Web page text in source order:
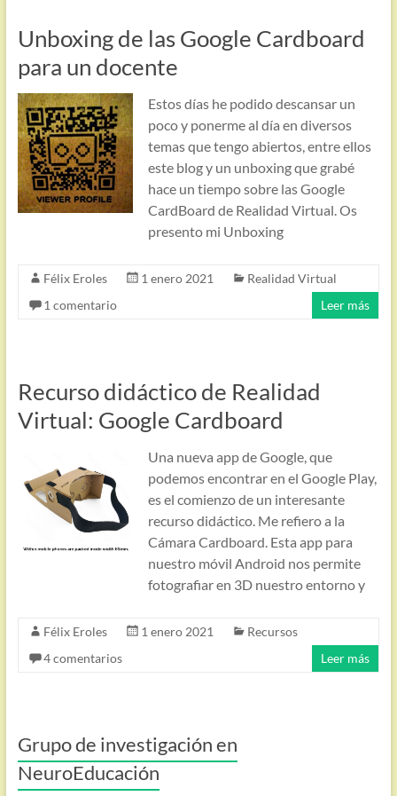
Unboxing de las Google Cardboard
para un docente
Estos días he podido descansar un
poco y ponerme al día en diversos
temas que tengo abiertos, entre ellos
este blog y un unboxing que grabé
hace un tiempo sobre las Google
CardBoard de Realidad Virtual. Os
presento mi Unboxing
Félix Eroles 1 enero 2021
Realidad Virtual
1 comentario
Leer más
Recurso didáctico de Realidad
Virtual: Google Cardboard
Una nueva app de Google, que
podemos encontrar en el Google Play,
es el comienzo de un interesante
recurso didáctico. Me refiero a la
Cámara Cardboard. Esta app para
nuestro móvil Android nos permite
fotografiar en 3D nuestro entorno y
Félix Eroles 1 enero 2021
Recursos
4 comentarios
Leer más
Grupo de investigación en
NeuroEducación